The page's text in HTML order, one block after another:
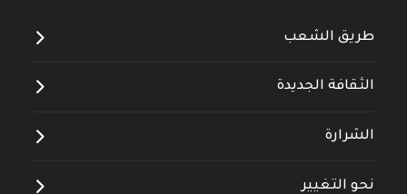
طريق الشعب
الثقافة الجديدة
الشرارة
نحو التغيير